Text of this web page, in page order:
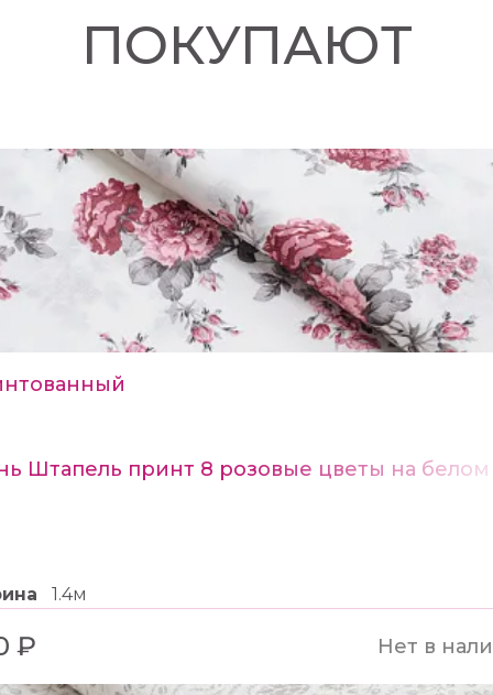
ПОКУПАЮТ
Штапель принт 8 розовые цветы на белом
1.4м
₽ Нет в